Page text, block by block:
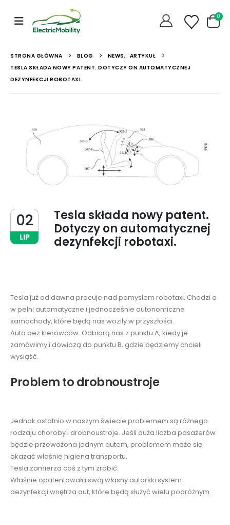
0
STRONA GŁÓWNA BLOG NEWS, ARTYKUŁ
TESLA SKŁADA NOWY PATENT. DOTYCZY ON AUTOMATYCZNEJ
DEZYNFEKCJI ROBOTAXI.
02
LIP
Tesla składa nowy patent.
Dotyczy on automatycznej
dezynfekcji robotaxi.
Tesla już od dawna pracuje nad pomysłem robotaxi. Chodzi o
w pełni automatyczne i jednocześnie autonomiczne
samochody, które będą nas woziły w przyszłości.
Auta bez kierowców. Odbiorą nas z punktu A, kiedy je
zamówimy i dowiozą do punktu B, gdzie będziemy chcieli
wysiąść.
Problem to drobnoustroje
Jednak ostatnio w naszym świecie problemem są różnego
rodzaju choroby i drobnoustroje. Jeśli duża liczba pasażerów
będzie przewożona jednym autem, problemem może się
okazać właśnie higiena transportu.
Tesla zamierza coś z tym zrobić.
Właśnie opatentowała swój własny autorski system
dezynfekcji wnętrza aut, które będą służyć wielu podróżnym.